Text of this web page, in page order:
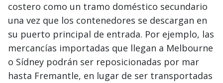
costero como un tramo doméstico secundario
una vez que los contenedores se descargan en
su puerto principal de entrada. Por ejemplo, las
mercancías importadas que llegan a Melbourne
o Sídney podrán ser reposicionadas por mar
hasta Fremantle, en lugar de ser transportadas